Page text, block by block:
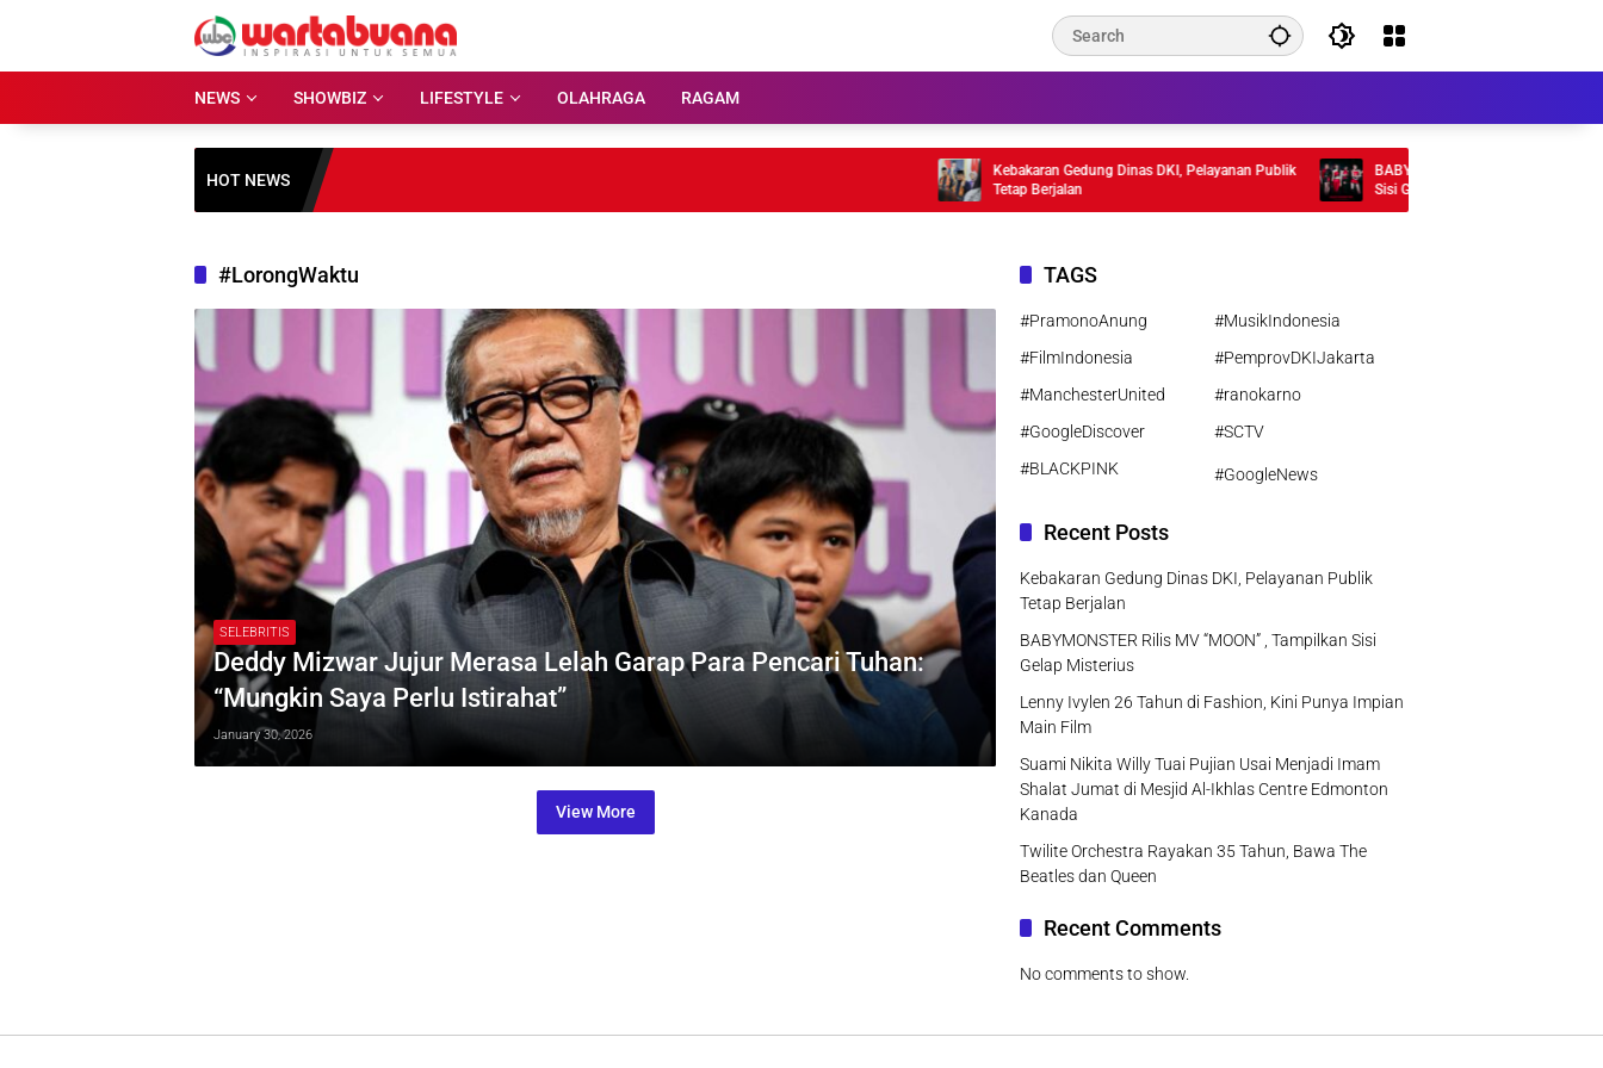
NEWS
SHOWBIZ LIFESTYLE OLAHRAGA RAGAM
HOT NEWS
Kebakaran Gedung Dinas DKI, Pelayanan Publik
Tetap Berjalan
BABYMONSTER Rilis MV “MOON” ,
Sisi Gelap Misterius
#LorongWaktu
SELEBRITIS
Deddy Mizwar Jujur Merasa Lelah Garap Para Pencari Tuhan:
“Mungkin Saya Perlu Istirahat”
January 30, 2026
View More
TAGS
#PramonoAnung
#MusikIndonesia
#FilmIndonesia
#PemprovDKIJakarta
#ManchesterUnited
#ranokarno
#GoogleDiscover
#SCTV
#BLACKPINK
#GoogleNews
Recent Posts
Kebakaran Gedung Dinas DKI, Pelayanan Publik
Tetap Berjalan
BABYMONSTER Rilis MV “MOON” , Tampilkan Sisi
Gelap Misterius
Lenny Ivylen 26 Tahun di Fashion, Kini Punya Impian
Main Film
Suami Nikita Willy Tuai Pujian Usai Menjadi Imam
Shalat Jumat di Mesjid Al-Ikhlas Centre Edmonton
Kanada
Twilite Orchestra Rayakan 35 Tahun, Bawa The
Beatles dan Queen
Recent Comments
No comments to show.